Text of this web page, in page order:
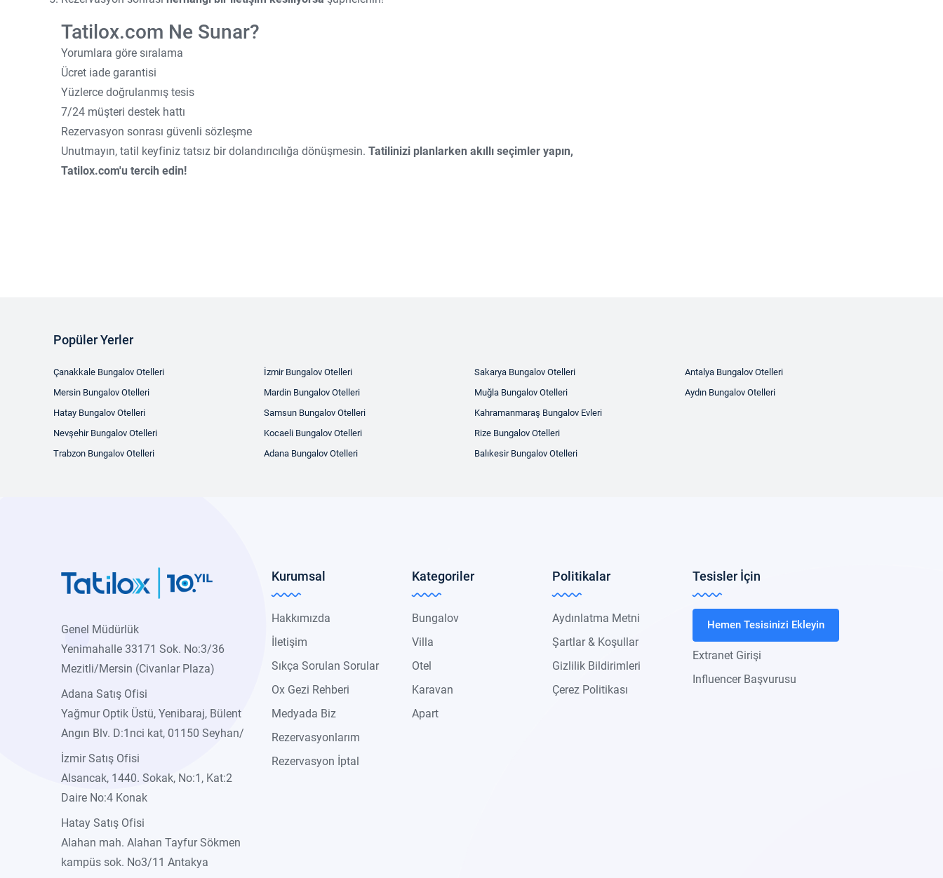
Tatilox.com Ne Sunar?
Yorumlara göre sıralama
Ücret iade garantisi
Yüzlerce doğrulanmış tesis
7/24 müşteri destek hattı
Rezervasyon sonrası güvenli sözleşme
Unutmayın, tatil keyfiniz tatsız bir dolandırıcılığa dönüşmesin. Tatilinizi planlarken akıllı seçimler yapın,
Tatilox.com'u tercih edin!
Popüler Yerler
Çanakkale Bungalov Otelleri
Mersin Bungalov Otelleri
Hatay Bungalov Otelleri
Nevşehir Bungalov Otelleri
Trabzon Bungalov Otelleri
İzmir Bungalov Otelleri
Mardin Bungalov Otelleri
Samsun Bungalov Otelleri
Kocaeli Bungalov Otelleri
Adana Bungalov Otelleri
Sakarya Bungalov Otelleri
Muğla Bungalov Otelleri
Kahramanmaraş Bungalov Evleri
Rize Bungalov Otelleri
Balıkesir Bungalov Otelleri
Antalya Bungalov Otelleri
Aydın Bungalov Otelleri
Genel Müdürlük
Yenimahalle 33171 Sok. No:3/36
Mezitli/Mersin (Civanlar Plaza)
Adana Satış Ofisi
Yağmur Optik Üstü, Yenibaraj, Bülent
Angın Blv. D:1nci kat, 01150 Seyhan/
İzmir Satış Ofisi
Alsancak, 1440. Sokak, No:1, Kat:2
Daire No:4 Konak
Hatay Satış Ofisi
Alahan mah. Alahan Tayfur Sökmen
kampüs sok. No3/11 Antakya
Kurumsal
Hakkımızda
İletişim
Sıkça Sorulan Sorular
Ox Gezi Rehberi
Medyada Biz
Rezervasyonlarım
Rezervasyon İptal
Kategoriler
Bungalov
Villa
Otel
Karavan
Apart
Politikalar
Aydınlatma Metni
Şartlar & Koşullar
Gizlilik Bildirimleri
Çerez Politikası
Tesisler İçin
Hemen Tesisinizi Ekleyin
Extranet Girişi
Influencer Başvurusu